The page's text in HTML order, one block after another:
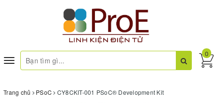
Toggle
navigation
0
Trang chủ PSoC CY8CKIT-001 PSoC® Development Kit